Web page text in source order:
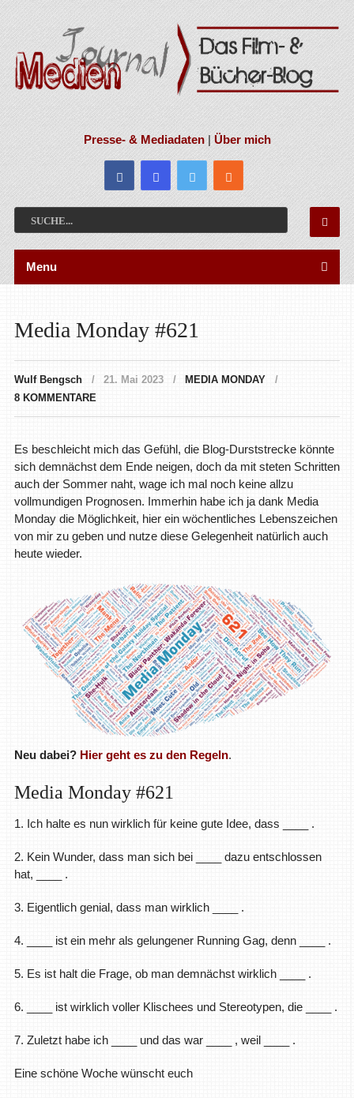
Presse- & Mediadaten|Über mich
Menu
Media Monday #621
Wulf Bengsch 21. Mai 2023
MEDIA MONDAY
8 KOMMENTARE
Es beschleicht mich das Gefühl, die Blog-Durststrecke könnte
sich demnächst dem Ende neigen, doch da mit steten Schritten
auch der Sommer naht, wage ich mal noch keine allzu
vollmundigen Prognosen. Immerhin habe ich ja dank Media
Monday die Möglichkeit, hier ein wöchentliches Lebenszeichen
von mir zu geben und nutze diese Gelegenheit natürlich auch
heute wieder.
Neu dabei? Hier geht es zu den Regeln.
Media Monday #621
1. Ich halte es nun wirklich für keine gute Idee, dass ____ .
2. Kein Wunder, dass man sich bei ____ dazu entschlossen
hat, ____ .
3. Eigentlich genial, dass man wirklich ____ .
4. ____ ist ein mehr als gelungener Running Gag, denn ____ .
5. Es ist halt die Frage, ob man demnächst wirklich ____ .
6. ____ ist wirklich voller Klischees und Stereotypen, die ____ .
7. Zuletzt habe ich ____ und das war ____ , weil ____ .
Eine schöne Woche wünscht euch